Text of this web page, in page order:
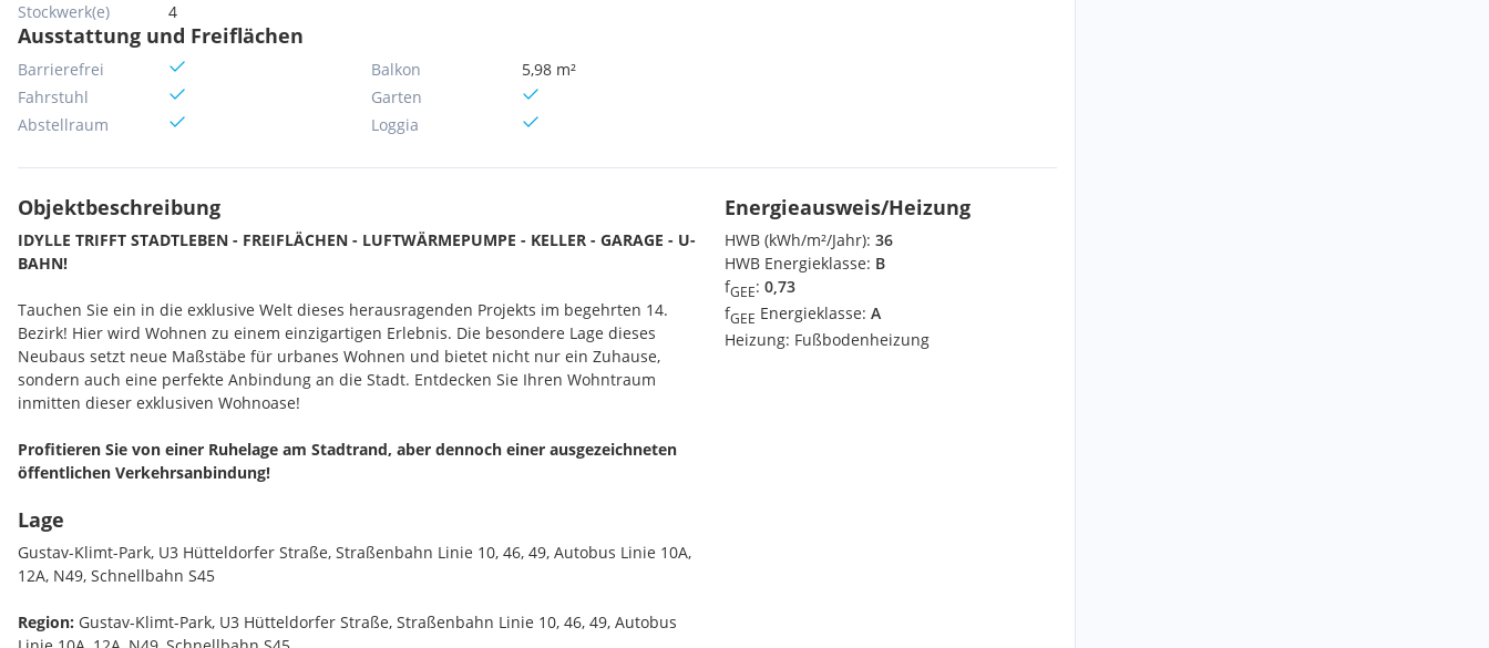
Stockwerk(e)
4
Ausstattung und Freiflächen
Barrierefrei
Fahrstuhl
Abstellraum
Balkon
5,98 m²
Garten
Loggia
Objektbeschreibung
IDYLLE TRIFFT STADTLEBEN - FREIFLÄCHEN - LUFTWÄRMEPUMPE - KELLER - GARAGE - U-
BAHN!
Tauchen Sie ein in die exklusive Welt dieses herausragenden Projekts im begehrten 14.
Bezirk! Hier wird Wohnen zu einem einzigartigen Erlebnis. Die besondere Lage dieses
Neubaus setzt neue Maßstäbe für urbanes Wohnen und bietet nicht nur ein Zuhause,
sondern auch eine perfekte Anbindung an die Stadt. Entdecken Sie Ihren Wohntraum
inmitten dieser exklusiven Wohnoase!
Profitieren Sie von einer Ruhelage am Stadtrand, aber dennoch einer ausgezeichneten
öffentlichen Verkehrsanbindung!
Entdecken Sie diese exklusiven Wohnungen, die mit einer Größe von ca. 31m² bis 106m² und
1-4 Zimmern individuellen Raum für jeden Lebensstil bieten. Die Freiflächen in Form von
Balkonen, Loggien, Gärten und Terrassen sorgen für zusätzlichen Wohnkomfort. Stressfreies
Parken ist dank hauseigenen PKW-Abstellplätzen in der Tiefgarage garantiert.
Lage
Gustav-Klimt-Park, U3 Hütteldorfer Straße, Straßenbahn Linie 10, 46, 49, Autobus Linie 10A,
12A, N49, Schnellbahn S45
Region: Gustav-Klimt-Park, U3 Hütteldorfer Straße, Straßenbahn Linie 10, 46, 49, Autobus
Energieausweis/Heizung
HWB (kWh/m²/Jahr): 36
HWB Energieklasse: B
fGEE: 0,73
fGEE Energieklasse: A
Heizung: Fußbodenheizung